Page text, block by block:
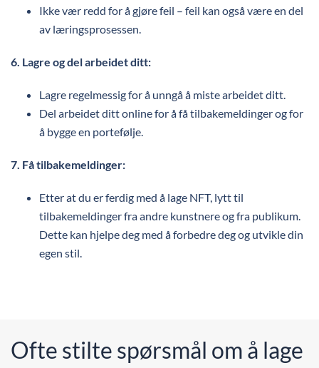
Ikke vær redd for å gjøre feil – feil kan også være en del
av læringsprosessen.
6. Lagre og del arbeidet ditt:
Lagre regelmessig for å unngå å miste arbeidet ditt.
Del arbeidet ditt online for å få tilbakemeldinger og for
å bygge en portefølje.
7. Få tilbakemeldinger:
Etter at du er ferdig med å lage NFT, lytt til
tilbakemeldinger fra andre kunstnere og fra publikum.
Dette kan hjelpe deg med å forbedre deg og utvikle din
egen stil.
Ofte stilte spørsmål om å lage